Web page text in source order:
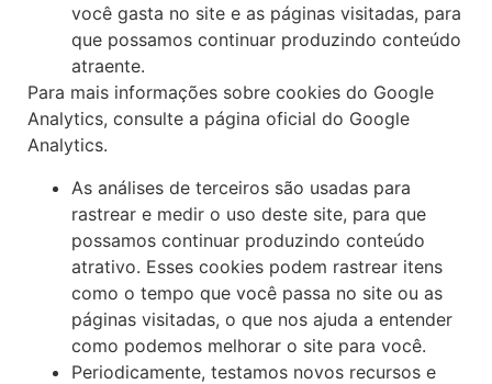
você gasta no site e as páginas visitadas, para
que possamos continuar produzindo conteúdo
atraente.
Para mais informações sobre cookies do Google
Analytics, consulte a página oficial do Google
Analytics.
As análises de terceiros são usadas para
rastrear e medir o uso deste site, para que
possamos continuar produzindo conteúdo
atrativo. Esses cookies podem rastrear itens
como o tempo que você passa no site ou as
páginas visitadas, o que nos ajuda a entender
como podemos melhorar o site para você.
Periodicamente, testamos novos recursos e